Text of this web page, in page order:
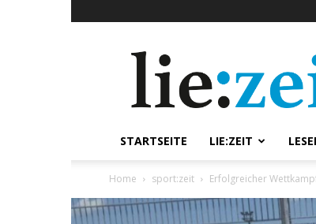
STARTSEITE LIE:ZEIT
Home sport:zeit Erfolgreicher